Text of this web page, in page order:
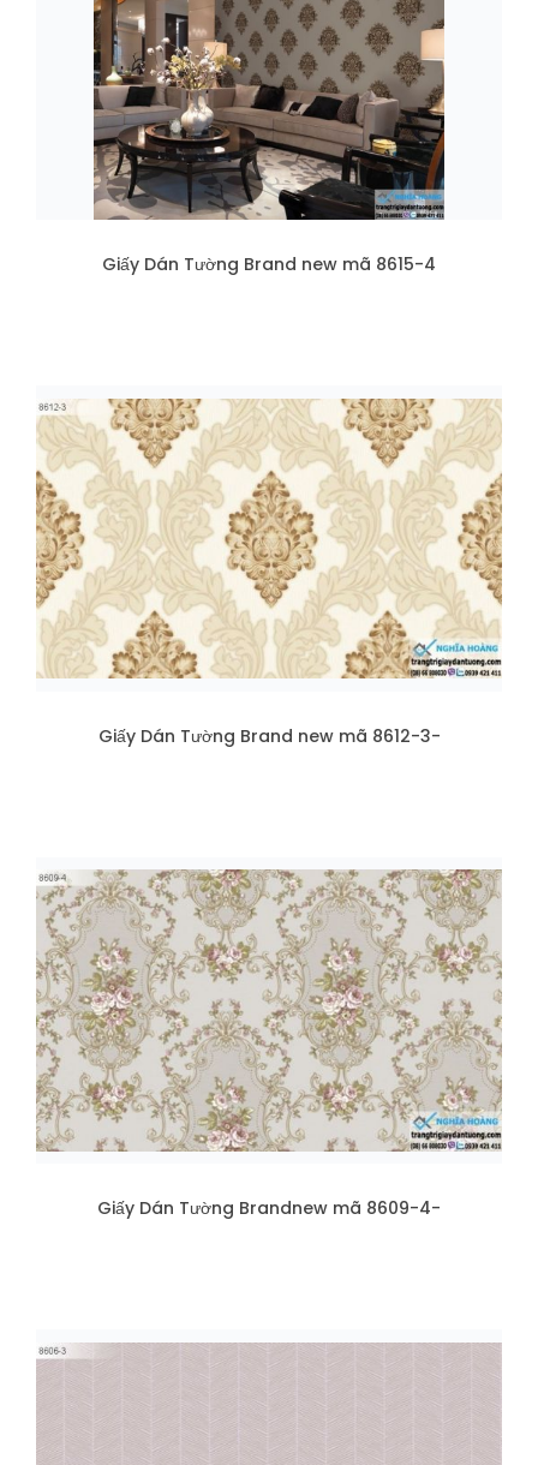
Giấy Dán Tường Brand new mã 8615-4
Giấy Dán Tường Brand new mã 8612-3-
Giấy Dán Tường Brandnew mã 8609-4-